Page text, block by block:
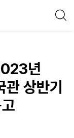
년
상반기